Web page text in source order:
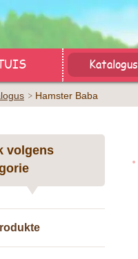
Katalogus
Hamster Baba
volgens